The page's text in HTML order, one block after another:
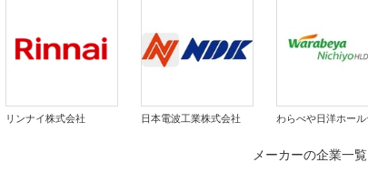
リンナイ株式会社 日本電波工業株式会社
メーカーの企業一覧